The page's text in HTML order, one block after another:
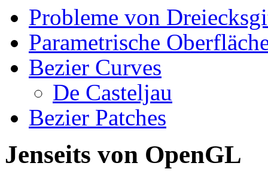
Probleme von
Parametrische
Bezier Curves
De Casteljau
Bezier Patches
Jenseits von OpenGL